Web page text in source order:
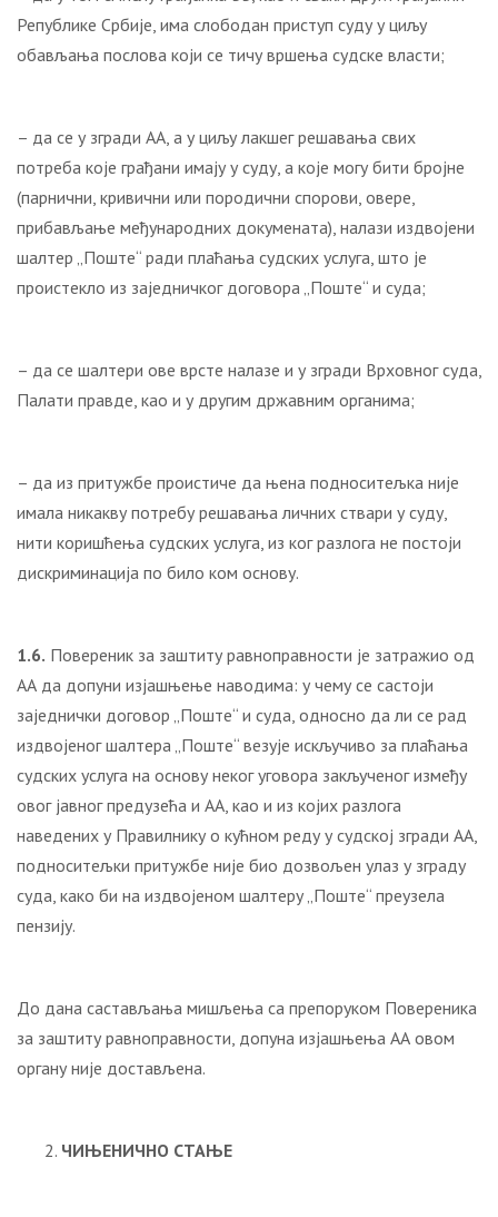
Републике Србије, има слободан приступ суду у циљу
обављања послова који се тичу вршења судске власти;
– да се у згради АА, а у циљу лакшег решавања свих
потреба које грађани имају у суду, а које могу бити бројне
(парнични, кривични или породични спорови, овере,
прибављање међународних докумената), налази издвојени
шалтер „Поште“ ради плаћања судских услуга, што је
проистекло из заједничког договора „Поште“ и суда;
– да се шалтери ове врсте налазе и у згради Врховног суда,
Палати правде, као и у другим државним органима;
– да из притужбе проистиче да њена подноситељка није
имала никакву потребу решавања личних ствари у суду,
нити коришћења судских услуга, из ког разлога не постоји
дискриминација по било ком основу.
1.6. Повереник за заштиту равноправности је затражио од
АА да допуни изјашњење наводима: у чему се састоји
заједнички договор „Поште“ и суда, односно да ли се рад
издвојеног шалтера „Поште“ везује искључиво за плаћања
судских услуга на основу неког уговора закљученог између
овог јавног предузећа и АА, као и из којих разлога
наведених у Правилнику о кућном реду у судској згради АА,
подноситељки притужбе није био дозвољен улаз у зграду
суда, како би на издвојеном шалтеру „Поште“ преузела
пензију.
До дана састављања мишљења са препоруком Повереника
за заштиту равноправности, допуна изјашњења АА овом
органу није достављена.
ЧИЊЕНИЧНО СТАЊЕ